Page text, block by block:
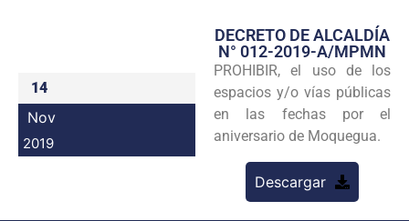
Transparencia
Seguridad
Programas
Intranet
14
Nov
2019
DECRETO DE ALCALDÍA
N° 012-2019-A/MPMN
PROHIBIR, el uso de los
espacios y/o vías públicas
en las fechas por el
aniversario de Moquegua.
Descargar